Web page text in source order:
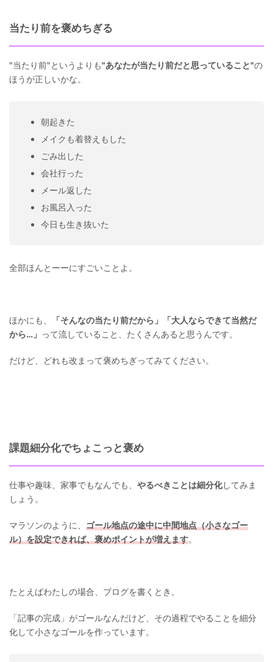
当たり前を褒めちぎる
"当たり前"というよりも"あなたが当たり前だと思っていること"の
ほうが正しいかな。
朝起きた
メイクも着替えもした
ごみ出した
会社行った
メール返した
お風呂入った
今日も生き抜いた
全部ほんとーーにすごいことよ。
ほかにも、
「そんなの当たり前だから」「大人ならできて当然だ
から…」 って流していること、たくさんあると思うんです。
だけど、どれも改まって褒めちぎってみてください。
課題細分化でちょこっと褒め
仕事や趣味、家事でもなんでも、 やるべきことは細分化してみま
しょう。
マラソンのように、 ゴール地点の途中に中間地点（小さなゴー
ル）を設定できれば、褒めポイントが増えます。
たとえばわたしの場合、ブログを書くとき。
「記事の完成」がゴールなんだけど、その過程でやることを細分
化して小さなゴールを作っています。